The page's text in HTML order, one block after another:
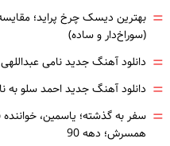
= بهترین دیسک چرخ پراید؛
(سوراخ‌دار و ساده)
= دانلود آهنگ جدید نامی
= دانلود آهنگ جدید احمد سلو
= سفر به گذشته؛ یاسمین، خواننده
همسرش؛ دهه 90